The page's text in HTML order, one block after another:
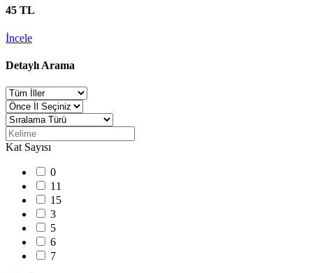
45 TL
İncele
Detaylı Arama
Kat Sayısı
0
11
15
3
5
6
7